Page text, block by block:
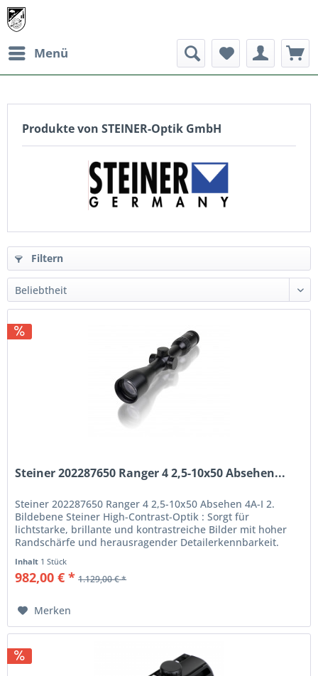
Menü
Produkte von STEINER-Optik GmbH
Filtern
Steiner 202287650 Ranger 4 2,5-10x50 Absehen...
Steiner 202287650 Ranger 4 2,5-10x50 Absehen 4A-I 2.
Bildebene Steiner High-Contrast-Optik : Sorgt für
lichtstarke, brillante und kontrastreiche Bilder mit hoher
Randschärfe und herausragender Detailerkennbarkeit.
Inhalt 1 Stück
982,00 € * 1.129,00 € *
Merken